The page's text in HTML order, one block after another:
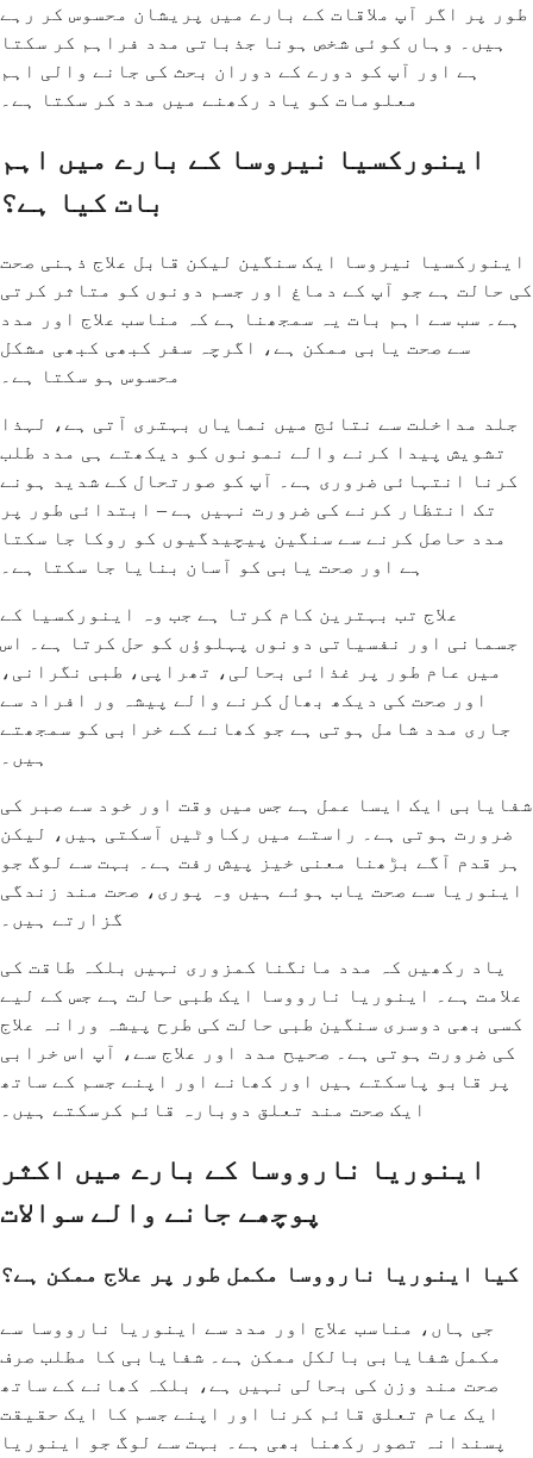
طور پر اگر آپ ملاقات کے بارے میں پریشان محسوس کر رہے
ہیں۔ وہاں کوئی شخص ہونا جذباتی مدد فراہم کر سکتا
ہے اور آپ کو دورے کے دوران بحث کی جانے والی اہم
معلومات کو یاد رکھنے میں مدد کر سکتا ہے۔
اینورکسیا نیروسا کے بارے میں اہم
بات کیا ہے؟
اینورکسیا نیروسا ایک سنگین لیکن قابل علاج ذہنی صحت
کی حالت ہے جو آپ کے دماغ اور جسم دونوں کو متاثر کرتی
ہے۔ سب سے اہم بات یہ سمجھنا ہے کہ مناسب علاج اور مدد
سے صحت یابی ممکن ہے، اگرچہ سفر کبھی کبھی مشکل
محسوس ہو سکتا ہے۔
جلد مداخلت سے نتائج میں نمایاں بہتری آتی ہے، لہذا
تشویش پیدا کرنے والے نمونوں کو دیکھتے ہی مدد طلب
کرنا انتہائی ضروری ہے۔ آپ کو صورتحال کے شدید ہونے
تک انتظار کرنے کی ضرورت نہیں ہے – ابتدائی طور پر
مدد حاصل کرنے سے سنگین پیچیدگیوں کو روکا جا سکتا
ہے اور صحت یابی کو آسان بنایا جا سکتا ہے۔
علاج تب بہترین کام کرتا ہے جب وہ اینورکسیا کے
جسمانی اور نفسیاتی دونوں پہلوؤں کو حل کرتا ہے۔ اس
میں عام طور پر غذائی بحالی، تھراپی، طبی نگرانی،
اور صحت کی دیکھ بھال کرنے والے پیشہ ور افراد سے
جاری مدد شامل ہوتی ہے جو کھانے کے خرابی کو سمجھتے
ہیں۔
شفایابی ایک ایسا عمل ہے جس میں وقت اور خود سے صبر کی
ضرورت ہوتی ہے۔ راستے میں رکاوٹیں آسکتی ہیں، لیکن
ہر قدم آگے بڑھنا معنی خیز پیش رفت ہے۔ بہت سے لوگ جو
اینوریا سے صحت یاب ہوئے ہیں وہ پوری، صحت مند زندگی
گزارتے ہیں۔
یاد رکھیں کہ مدد مانگنا کمزوری نہیں بلکہ طاقت کی
علامت ہے۔ اینوریا نارووسا ایک طبی حالت ہے جس کے لیے
کسی بھی دوسری سنگین طبی حالت کی طرح پیشہ ورانہ علاج
کی ضرورت ہوتی ہے۔ صحیح مدد اور علاج سے، آپ اس خرابی
پر قابو پاسکتے ہیں اور کھانے اور اپنے جسم کے ساتھ
ایک صحت مند تعلق دوبارہ قائم کرسکتے ہیں۔
اینوریا نارووسا کے بارے میں اکثر
پوچھے جانے والے سوالات
کیا اینوریا نارووسا مکمل طور پر علاج ممکن ہے؟
جی ہاں، مناسب علاج اور مدد سے اینوریا نارووسا سے
مکمل شفایابی بالکل ممکن ہے۔ شفایابی کا مطلب صرف
صحت مند وزن کی بحالی نہیں ہے، بلکہ کھانے کے ساتھ
ایک عام تعلق قائم کرنا اور اپنے جسم کا ایک حقیقت
پسندانہ تصور رکھنا بھی ہے۔ بہت سے لوگ جو اینوریا